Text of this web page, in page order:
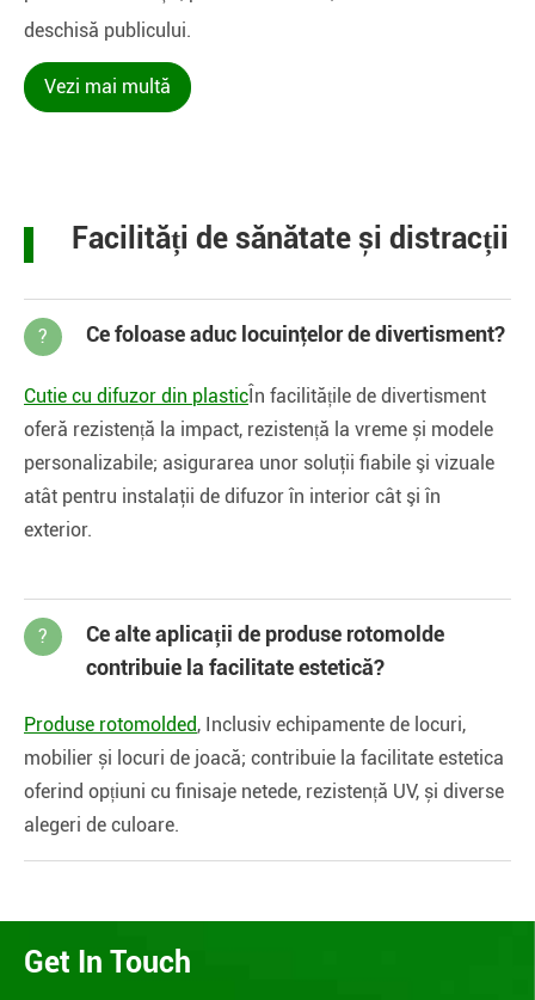
deschisă publicului.
Vezi mai multă
Facilități de sănătate și distracții
? Ce foloase aduc locuinţelor de divertisment?
Cutie cu difuzor din plasticÎn facilitățile de divertisment
oferă rezistență la impact, rezistență la vreme și modele
personalizabile; asigurarea unor soluţii fiabile şi vizuale
atât pentru instalaţii de difuzor în interior cât şi în
exterior.
?
Ce alte aplicații de produse rotomolde
contribuie la facilitate estetică?
Produse rotomolded, Inclusiv echipamente de locuri,
mobilier și locuri de joacă; contribuie la facilitate estetica
oferind opțiuni cu finisaje netede, rezistență UV, și diverse
alegeri de culoare.
Get In Touch